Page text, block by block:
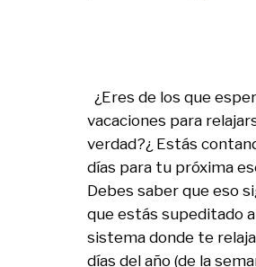
¿Eres de los que
vacaciones para
verdad?¿ Estás
días para tu próxima
Debes saber que eso
que estás supeditado
sistema donde te
días del año (de la